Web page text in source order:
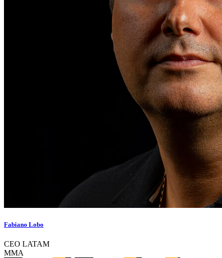
Fabiano Lobo
CEO LATAM
MMA